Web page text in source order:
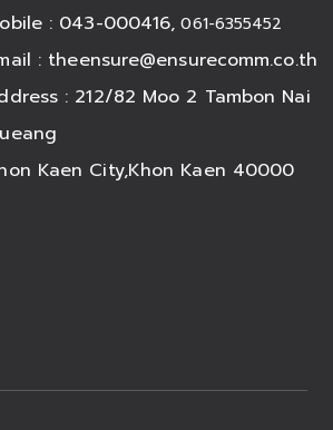
: 043-000416, 061-6355452
: theensure@ensurecomm.co.th
: 212/82 Moo 2 Tambon Nai
Kaen City,Khon Kaen 40000